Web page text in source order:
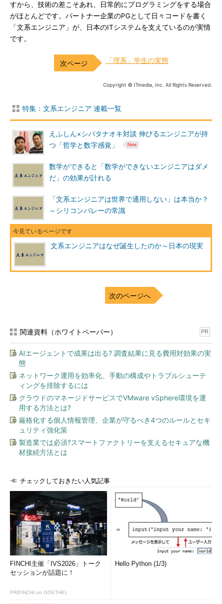
すから、技術の差こそあれ、日常的にプログラミングをする場合
がほとんどです。パートナー企業のPGとして日々コードを書く
「文系エンジニア」が、日本のITシステムを支えているのが実情
です。
「理系」学生の実態
Copyright © ITmedia, Inc. All Rights Reserved.
特集：文系エンジニア 連載一覧
えふしん×シバタナオキ対談 伸びるエンジニアが持
つ「哲学と数字感覚」
数学ができると「数学ができないエンジニアはダメ
だ」の効果が計れる
「文系エンジニアは世界で通用しない」は本当か？
～シリコンバレーの常識
文系エンジニアはなぜ誕生したのか～日本の現実
次のページへ
関連資料（ホワイトペーパー） PR
AIエージェントで成果は出る? 調査結果に見る費用対効果の実
態
ネットワーク運用を効率化、手動の構成やトラブルシューテ
ィングを排除するには
クラウドのマネージドサービスでVMware vSphere環境を運
用する方法とは?
厳格化する個人情報管理、企業が守るべき4つのルールとセキ
ュリティ強化策
製造業では必須?スマートファクトリーを支えるセキュアな機
材接続方法とは
チェックしておきたい人気記事
FINCHI主催「IVS2026」トーク
セッションが話題に！
PR(FINCHI on GOETHE)
Hello Python (1/3)